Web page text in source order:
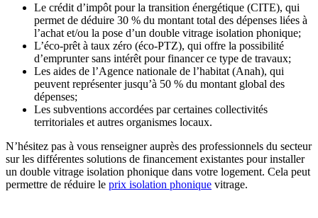
Le crédit d’impôt pour la transition énergétique (CITE), qui
permet de déduire 30 % du montant total des dépenses liées à
l’achat et/ou la pose d’un double vitrage isolation phonique;
L’éco-prêt à taux zéro (éco-PTZ), qui offre la possibilité
d’emprunter sans intérêt pour financer ce type de travaux;
Les aides de l’Agence nationale de l’habitat (Anah), qui
peuvent représenter jusqu’à 50 % du montant global des
dépenses;
Les subventions accordées par certaines collectivités
territoriales et autres organismes locaux.
N’hésitez pas à vous renseigner auprès des professionnels du secteur
sur les différentes solutions de financement existantes pour installer
un double vitrage isolation phonique dans votre logement. Cela peut
permettre de réduire le prix isolation phonique vitrage.